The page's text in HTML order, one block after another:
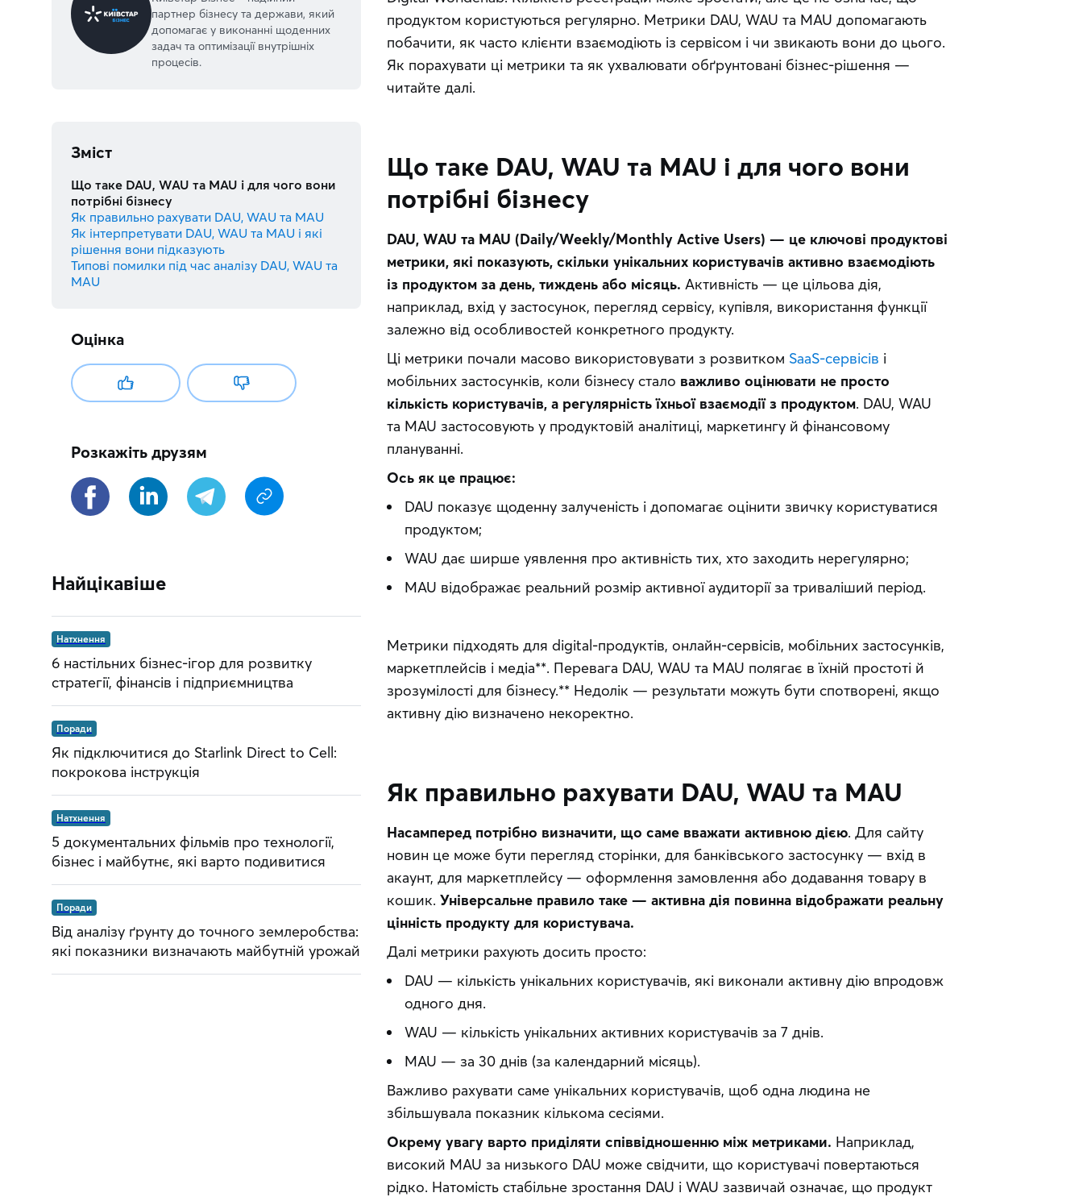
продуктом користуються регулярно. Метрики DAU, WAU та MAU допомагають
побачити, як часто клієнти взаємодіють із сервісом і чи звикають вони до цього.
Як порахувати ці метрики та як ухвалювати обґрунтовані бізнес-рішення —
читайте далі.
Що таке DAU, WAU та MAU і для чого вони
потрібні бізнесу
DAU, WAU та MAU (Daily/Weekly/Monthly Active Users) — це ключові продуктові
метрики, які показують, скільки унікальних користувачів активно взаємодіють
із продуктом за день, тиждень або місяць. Активність — це цільова дія,
наприклад, вхід у застосунок, перегляд сервісу, купівля, використання функції
залежно від особливостей конкретного продукту.
Ці метрики почали масово використовувати з розвитком SaaS-сервісів і
мобільних застосунків, коли бізнесу стало важливо оцінювати не просто
кількість користувачів, а регулярність їхньої взаємодії з продуктом. DAU, WAU
та MAU застосовують у продуктовій аналітиці, маркетингу й фінансовому
плануванні.
Ось як це працює:
DAU показує щоденну залученість і допомагає оцінити звичку користуватися
продуктом;
WAU дає ширше уявлення про активність тих, хто заходить нерегулярно;
MAU відображає реальний розмір активної аудиторії за триваліший період.
Метрики підходять для digital-продуктів, онлайн-сервісів, мобільних застосунків,
маркетплейсів і медіа**. Перевага DAU, WAU та MAU полягає в їхній простоті й
зрозумілості для бізнесу.** Недолік — результати можуть бути спотворені, якщо
активну дію визначено некоректно.
Як правильно рахувати DAU, WAU та MAU
Насамперед потрібно визначити, що саме вважати активною дією. Для сайту
новин це може бути перегляд сторінки, для банківського застосунку — вхід в
акаунт, для маркетплейсу — оформлення замовлення або додавання товару в
кошик. Універсальне правило таке — активна дія повинна відображати реальну
цінність продукту для користувача.
Далі метрики рахують досить просто:
DAU — кількість унікальних користувачів, які виконали активну дію впродовж
одного дня.
WAU — кількість унікальних активних користувачів за 7 днів.
MAU — за 30 днів (за календарний місяць).
Важливо рахувати саме унікальних користувачів, щоб одна людина не
збільшувала показник кількома сесіями.
Окрему увагу варто приділяти співвідношенню між метриками. Наприклад,
високий MAU за низького DAU може свідчити, що користувачі повертаються
рідко. Натомість стабільне зростання DAU і WAU зазвичай означає, що продукт
партнер бізнесу та держави, який
допомагає у виконанні щоденних
задач та оптимізації внутрішніх
процесів.
Зміст
Що таке DAU, WAU та MAU і для чого вони
потрібні бізнесу
Як правильно рахувати DAU, WAU та MAU
Як інтерпретувати DAU, WAU та MAU і які
рішення вони підказують
Типові помилки під час аналізу DAU, WAU та
MAU
Оцінка
Розкажіть друзям
Найцікавіше
Натхнення
6 настільних бізнес-ігор для розвитку
стратегії, фінансів і підприємництва
Поради
Як підключитися до Starlink Direct to Cell:
покрокова інструкція
Натхнення
5 документальних фільмів про технології,
бізнес і майбутнє, які варто подивитися
Поради
Від аналізу ґрунту до точного землеробства:
які показники визначають майбутній урожай